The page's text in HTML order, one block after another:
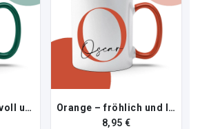
Dunkelgrün – stilvoll und edel
Orange – fröhlich und lebendig
8,95 €